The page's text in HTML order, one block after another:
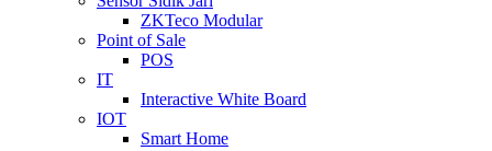
ZKTeco Modular
Point of Sale
POS
IT
Interactive White Board
IOT
Smart Home